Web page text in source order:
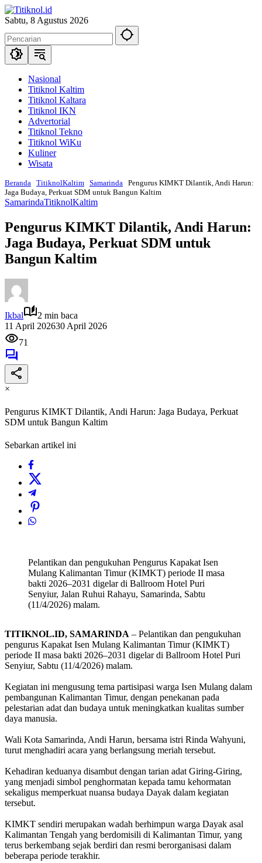
Langsung
ke
Sabtu, 8 Agustus 2026
Nasional
Titiknol Kaltim
Titiknol Kaltara
Titiknol IKN
Advertorial
Titiknol Tekno
Titiknol WiKu
Kuliner
Wisata
Beranda TitiknolKaltim Samarinda Pengurus KIMKT Dilantik, Andi Harun:
Jaga Budaya, Perkuat SDM untuk Bangun Kaltim
SamarindaTitiknolKaltim
Pengurus KIMKT Dilantik, Andi Harun:
Jaga Budaya, Perkuat SDM untuk
Bangun Kaltim
Ikbal
2 min baca
11 April 202630 April 2026
71
×
Pengurus KIMKT Dilantik, Andi Harun: Jaga Budaya, Perkuat
SDM untuk Bangun Kaltim
Sebarkan artikel ini
Pelantikan dan pengukuhan Pengurus Kapakat Isen
Mulang Kalimantan Timur (KIMKT) periode II masa
bakti 2026–2031 digelar di Ballroom Hotel Puri
Senyiur, Jalan Ruhui Rahayu, Samarinda, Sabtu
(11/4/2026) malam.
TITIKNOL.ID, SAMARINDA – Pelantikan dan pengukuhan
pengurus Kapakat Isen Mulang Kalimantan Timur (KIMKT)
periode II masa bakti 2026–2031 digelar di Ballroom Hotel Puri
Senyiur, Sabtu (11/4/2026) malam.
‎Kegiatan ini mengusung tema partisipasi warga Isen Mulang dalam
pembangunan Kalimantan Timur, dengan penekanan pada
pelestarian adat dan budaya untuk meningkatkan kualitas sumber
daya manusia.
‎Wali Kota Samarinda, Andi Harun, bersama istri Rinda Wahyuni,
turut menghadiri acara yang berlangsung meriah tersebut.
‎Kehadiran keduanya disambut dengan tarian adat Giring-Giring,
yang menjadi simbol penghormatan kepada tamu kehormatan
sekaligus memperkuat nuansa budaya Dayak dalam kegiatan
tersebut.
‎KIMKT sendiri merupakan wadah berhimpun warga Dayak asal
Kalimantan Tengah yang berdomisili di Kalimantan Timur, yang
terus berkembang sejak berdiri dan resmi berorganisasi dalam
beberapa periode terakhir.